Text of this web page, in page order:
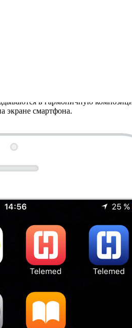
в гармоничную
экране смартфона.